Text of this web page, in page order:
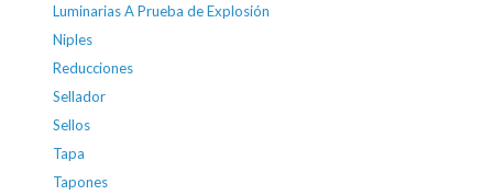
Luminarias A Prueba de Explosión
Niples
Reducciones
Sellador
Sellos
Tapa
Tapones